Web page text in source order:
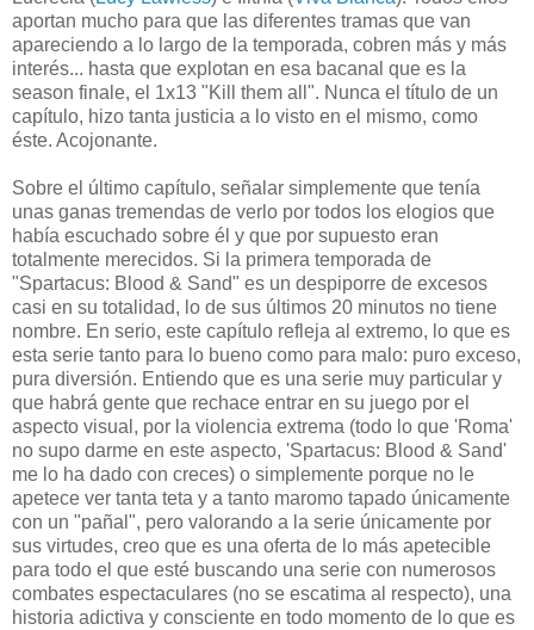
aportan mucho para que las diferentes tramas que van
apareciendo a lo largo de la temporada, cobren más y más
interés... hasta que explotan en esa bacanal que es la
season finale, el 1x13 "Kill them all". Nunca el título de un
capítulo, hizo tanta justicia a lo visto en el mismo, como
éste. Acojonante.
Sobre el último capítulo, señalar simplemente que tenía
unas ganas tremendas de verlo por todos los elogios que
había escuchado sobre él y que por supuesto eran
totalmente merecidos. Si la primera temporada de
"Spartacus: Blood & Sand" es un despiporre de excesos
casi en su totalidad, lo de sus últimos 20 minutos no tiene
nombre. En serio, este capítulo refleja al extremo, lo que es
esta serie tanto para lo bueno como para malo: puro exceso,
pura diversión. Entiendo que es una serie muy particular y
que habrá gente que rechace entrar en su juego por el
aspecto visual, por la violencia extrema (todo lo que 'Roma'
no supo darme en este aspecto, 'Spartacus: Blood & Sand'
me lo ha dado con creces) o simplemente porque no le
apetece ver tanta teta y a tanto maromo tapado únicamente
con un "pañal", pero valorando a la serie únicamente por
sus virtudes, creo que es una oferta de lo más apetecible
para todo el que esté buscando una serie con numerosos
combates espectaculares (no se escatima al respecto), una
historia adictiva y consciente en todo momento de lo que es